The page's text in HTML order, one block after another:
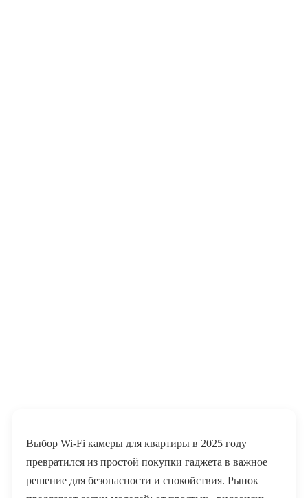
Выбор Wi-Fi камеры для квартиры в 2025 году
превратился из простой покупки гаджета в важное
решение для безопасности и спокойствия. Рынок